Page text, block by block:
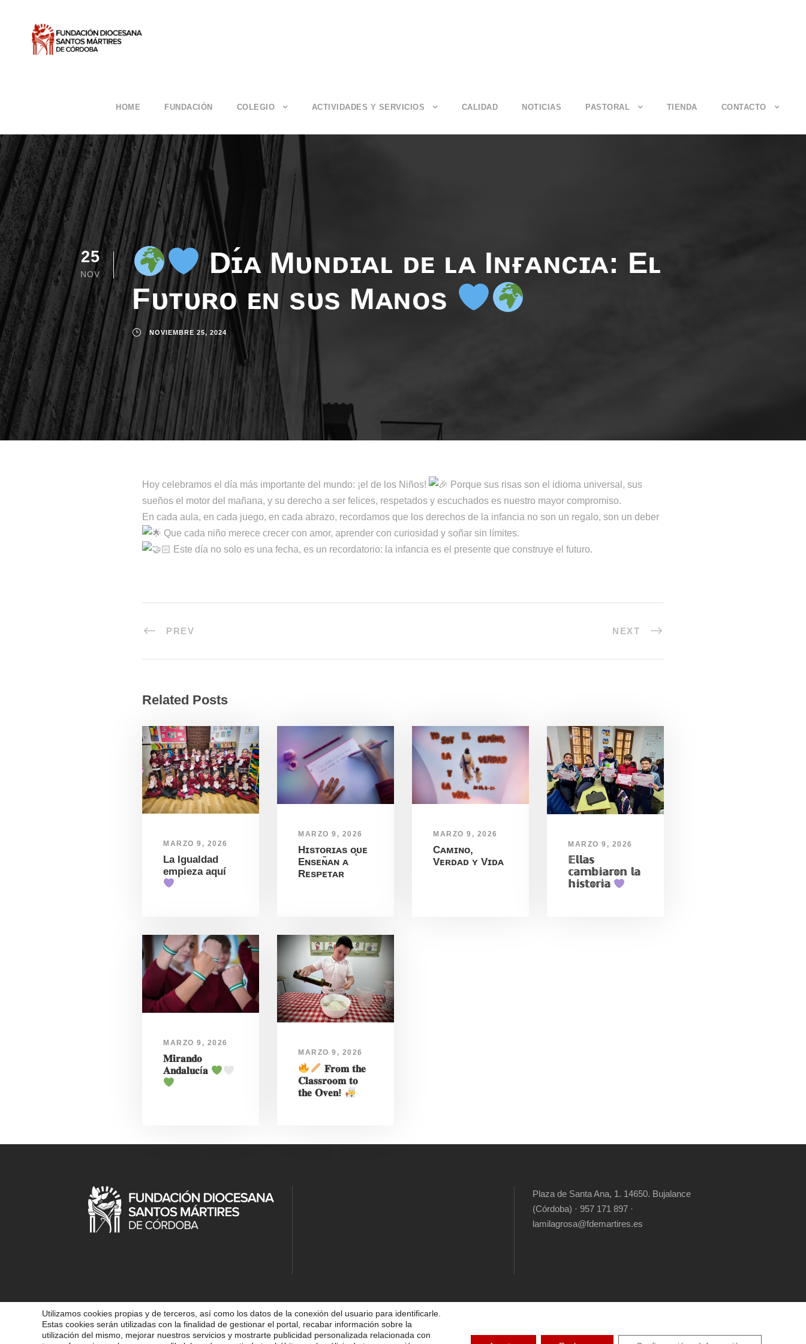
HOME FUNDACIÓN COLEGIO ACTIVIDADES Y SERVICIOS CALIDAD NOTICIAS PASTORAL TIENDA CONTACTO
25
NOV
Dɪ́ᴀ Mᴜɴᴅɪᴀʟ ᴅᴇ ʟᴀ Iɴғᴀɴᴄɪᴀ: Eʟ
Fᴜᴛᴜʀᴏ ᴇɴ sᴜs Mᴀɴᴏs
NOVIEMBRE 25, 2024
Hoy celebramos el día más importante del mundo: ¡el de los Niños!
Porque sus risas son el idioma universal, sus
sueños el motor del mañana, y su derecho a ser felices, respetados y escuchados es nuestro mayor compromiso.
En cada aula, en cada juego, en cada abrazo, recordamos que los derechos de la infancia no son un regalo, son un deber
Que cada niño merece crecer con amor, aprender con curiosidad y soñar sin límites.
Este día no solo es una fecha, es un recordatorio: la infancia es el presente que construye el futuro.
PREV NEXT
Related Posts
MARZO 9, 2026
La Igualdad
empieza aquí
MARZO 9, 2026
Hɪsᴛᴏʀɪᴀs ᴏ̨ᴜᴇ
Eɴsᴇɴ̃ᴀɴ ᴀ
Rᴇsᴘᴇᴛᴀʀ
MARZO 9, 2026
Cᴀᴍɪɴᴏ,
Vᴇʀᴅᴀᴅ ʏ Vɪᴅᴀ
MARZO 9, 2026
𝔼𝕝𝕝𝕒𝕤
𝕔𝕒𝕞𝕓𝕚𝕒𝕣𝕠𝕟 𝕝𝕒
𝕙𝕚𝕤𝕥𝕠𝕣𝕚𝕒
MARZO 9, 2026
𝐌𝐢𝐫𝐚𝐧𝐝𝐨
𝐀𝐧𝐝𝐚𝐥𝐮𝐜í𝐚
MARZO 9, 2026
𝐅𝐫𝐨𝐦 𝐭𝐡𝐞
𝐂𝐥𝐚𝐬𝐬𝐫𝐨𝐨𝐦 𝐭𝐨
𝐭𝐡𝐞 𝐎𝐯𝐞𝐧!
Plaza de Santa Ana, 1. 14650. Bujalance
(Córdoba) · 957 171 897 ·
lamilagrosa@fdemartires.es
COPYRIGHT 2025 FUNDACIÓN DIOCESANA SANTOS MÁRTIRES, ALL RIGHT RESERVED
Utilizamos cookies propias y de terceros, así como los datos de la conexión del usuario para identificarle.
Estas cookies serán utilizadas con la finalidad de gestionar el portal, recabar información sobre la
utilización del mismo, mejorar nuestros servicios y mostrarte publicidad personalizada relacionada con